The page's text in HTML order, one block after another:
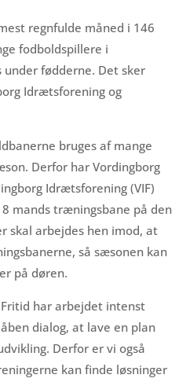
regnfulde måned i 146
fodboldspillere i
fødderne. Det sker
Idrætsforening og
bruges af mange
Derfor har Vordingborg
Idrætsforening (VIF)
mands træningsbane på den
skal arbejdes hen imod, at
så sæsonen kan
på døren.
har arbejdet intenst
dialog, at lave en plan
Derfor er vi også
kan finde løsninger